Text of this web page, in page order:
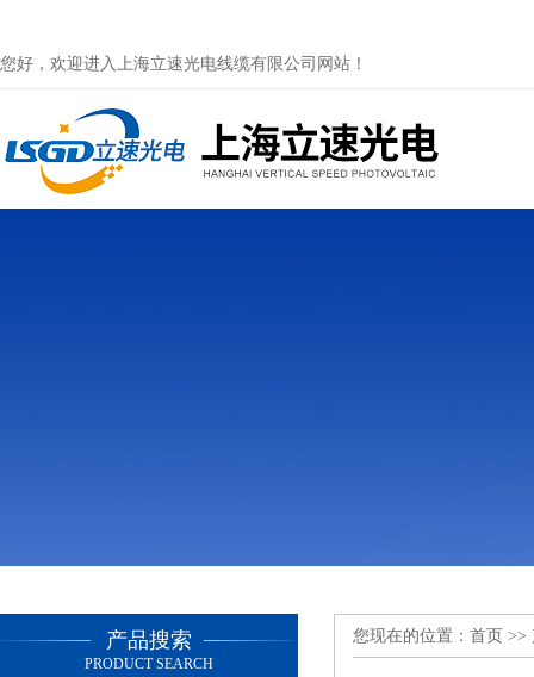
您好，欢迎进入上海立速光电线缆有限公司网站！
产品搜索
PRODUCT SEARCH
您现在的位置： 首页 >>